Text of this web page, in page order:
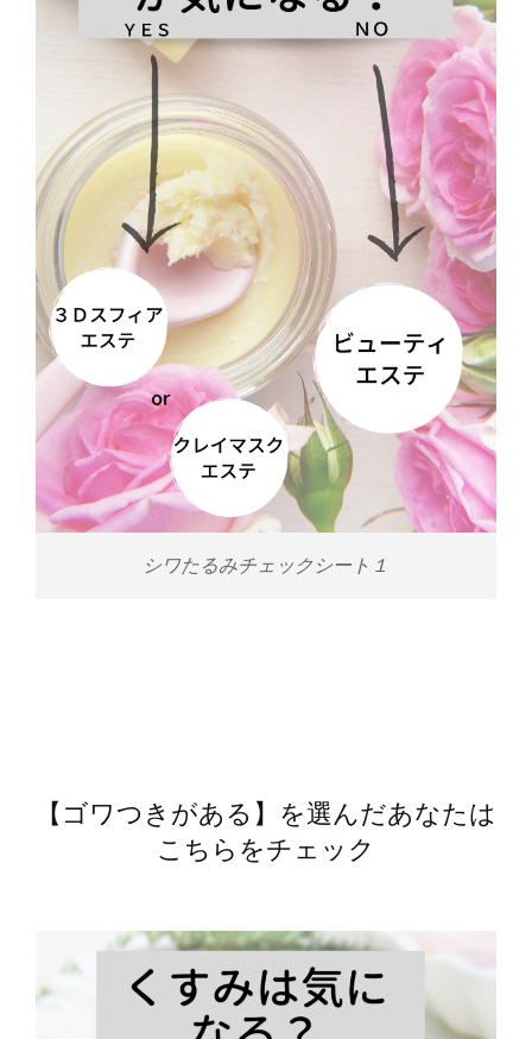
シワたるみチェックシート１
【ゴワつきがある】を選んだあなたは
こちらをチェック